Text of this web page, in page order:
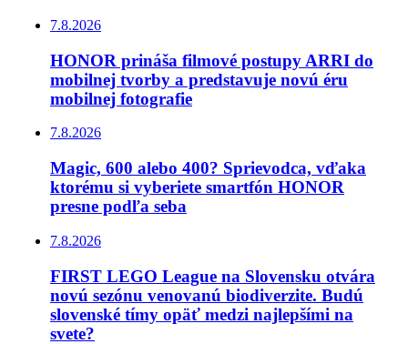
7.8.2026
HONOR prináša filmové postupy ARRI do
mobilnej tvorby a predstavuje novú éru
mobilnej fotografie
7.8.2026
Magic, 600 alebo 400? Sprievodca, vďaka
ktorému si vyberiete smartfón HONOR
presne podľa seba
7.8.2026
FIRST LEGO League na Slovensku otvára
novú sezónu venovanú biodiverzite. Budú
slovenské tímy opäť medzi najlepšími na
svete?